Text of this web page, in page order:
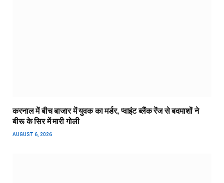
करनाल में बीच बाजार में युवक का मर्डर, प्वाइंट ब्लैंक रेंज से बदमाशों ने
बीरू के सिर में मारी गोली
AUGUST 6, 2026